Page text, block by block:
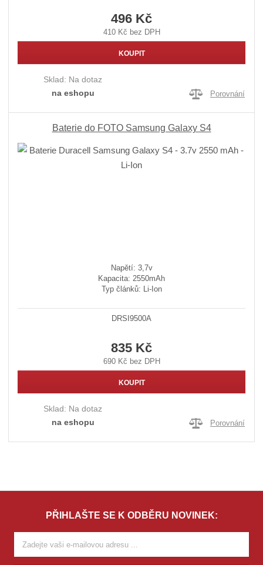
496 Kč
410 Kč bez DPH
KOUPIT
Sklad: Na dotaz
na eshopu
Porovnání
Baterie do FOTO Samsung Galaxy S4
Napětí: 3,7v
Kapacita: 2550mAh
Typ článků: Li-Ion
DRSI9500A
835 Kč
690 Kč bez DPH
KOUPIT
Sklad: Na dotaz
na eshopu
Porovnání
PŘIHLAŠTE SE K ODBĚRU NOVINEK: